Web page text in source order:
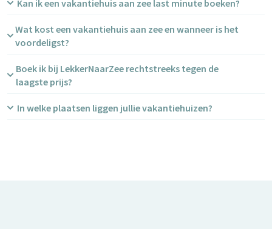
Kan ik een vakantiehuis aan zee last minute boeken?
Wat kost een vakantiehuis aan zee en wanneer is het
voordeligst?
Boek ik bij LekkerNaarZee rechtstreeks tegen de
laagste prijs?
In welke plaatsen liggen jullie vakantiehuizen?